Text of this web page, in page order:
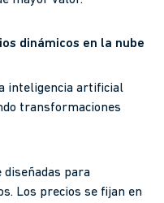
dinámicos en la nube
inteligencia artificial
transformaciones
para
Los precios se fijan en